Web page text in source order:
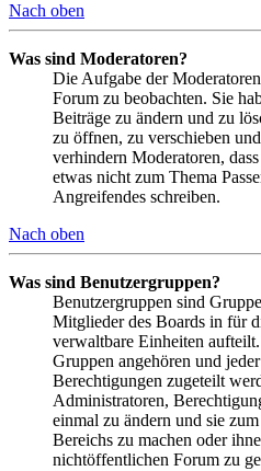
Nach oben
Was sind Moderatoren?
Die Aufgabe der
Forum zu beobachten. Sie
Beiträge zu ändern und zu
zu öffnen, zu verschieben
verhindern Moderatoren,
etwas nicht zum Thema
Angreifendes schreiben.
Nach oben
Was sind Benutzergruppen?
Benutzergruppen sind
Mitglieder des Boards in für
verwaltbare Einheiten
Gruppen angehören und
Berechtigungen zugeteilt
Administratoren,
einmal zu ändern und sie
Bereichs zu machen oder
nichtöffentlichen Forum zu